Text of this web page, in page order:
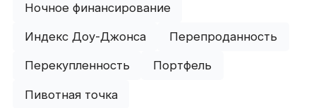
Ночное финансирование
Индекс Доу-Джонса Перепроданность
Перекупленность Портфель
Пивотная точка